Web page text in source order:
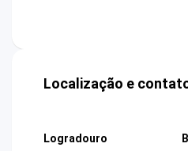
Localização e
Logradouro